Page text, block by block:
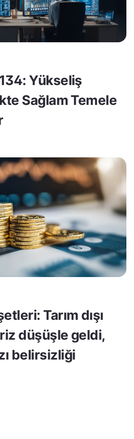
Yükseliş
Sağlam Temele
Tarım dışı
düşüşle geldi,
belirsizliği